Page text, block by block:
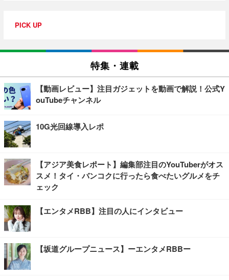
PICK UP
特集・連載
【動画レビュー】注目ガジェットを動画で解説！公式Y
ouTubeチャンネル
10G光回線導入レポ
【アジア美食レポート】編集部注目のYouTuberがオス
スメ！タイ・バンコクに行ったら食べたいグルメをチ
ェック
【エンタメRBB】注目の人にインタビュー
【坂道グループニュース】ーエンタメRBBー